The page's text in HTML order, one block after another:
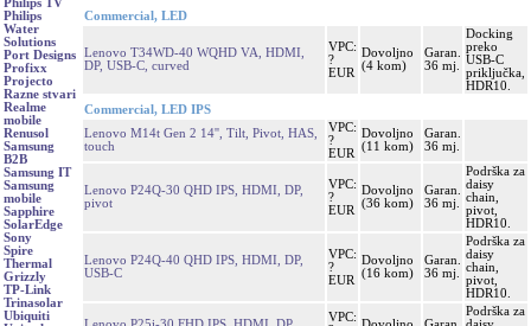
Philips TV
Philips
Water
Solutions
Port Designs
Profixx
Projecto
Razne stvari
Realme
mobile
Renusol
Samsung
B2B
Samsung IT
Samsung
mobile
Sapphire
SolarEdge
Sony
Spire
Thermal
Grizzly
TP-Link
Trinasolar
Ubiquiti
Commercial, LED
Lenovo T34WD-40 WQHD VA, HDMI,
DP, USB-C, curved
VPC:
?
EUR
Dovoljno
(4 kom)
Garan.
36 mj.
Docking
preko
USB-C
priključka,
HDR10.
Commercial, LED IPS
Lenovo M14t Gen 2 14'', Tilt, Pivot, HAS,
touch
VPC:
?
EUR
Dovoljno
(11 kom)
Garan.
36 mj.
Lenovo P24Q-30 QHD IPS, HDMI, DP,
pivot
VPC:
?
EUR
Dovoljno
(36 kom)
Garan.
36 mj.
Podrška za
daisy
chain,
pivot,
HDR10.
Lenovo P24Q-40 QHD IPS, HDMI, DP,
USB-C
VPC:
?
EUR
Dovoljno
(16 kom)
Garan.
36 mj.
Podrška za
daisy
chain,
pivot,
HDR10.
VPC:
Podrška za